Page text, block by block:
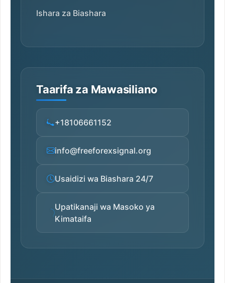
Ishara za Biashara
Taarifa za Mawasiliano
+18106661152
info@freeforexsignal.org
Usaidizi wa Biashara 24/7
Upatikanaji wa Masoko ya
Kimataifa